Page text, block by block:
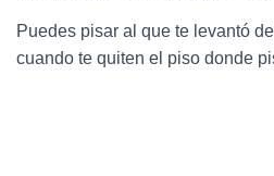
Puedes pisar al que te levantó
cuando te quiten el piso donde